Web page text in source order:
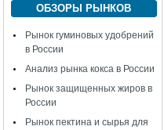
ОБЗОРЫ РЫНКОВ
Рынок гуминовых удобрений
в России
Анализ рынка кокса в России
Рынок защищенных жиров в
России
Рынок пектина и сырья для